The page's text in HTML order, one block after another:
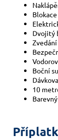
Dvojitý
Boční
10